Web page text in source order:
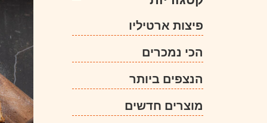
פיצות ארטיליו
הכי נמכרים
הנצפים ביותר
מוצרים חדשים